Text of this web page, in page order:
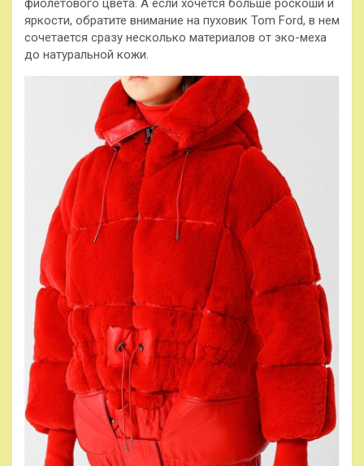
фиолетового цвета. А если хочется больше роскоши и
яркости, обратите внимание на пуховик Tom Ford, в нем
сочетается сразу несколько материалов от эко-меха
до натуральной кожи.